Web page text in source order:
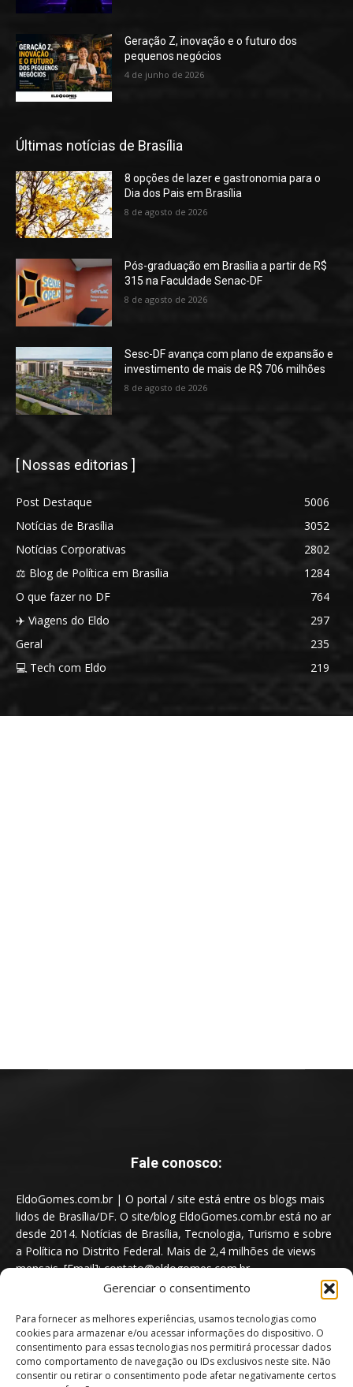
Gerenciar o consentimento
Para fornecer as melhores experiências, usamos tecnologias como
cookies para armazenar e/ou acessar informações do dispositivo. O
consentimento para essas tecnologias nos permitirá processar dados
como comportamento de navegação ou IDs exclusivos neste site. Não
consentir ou retirar o consentimento pode afetar negativamente certos
Geração Z, inovação e o futuro dos
pequenos negócios
4 de junho de 2026
Últimas notícias de Brasília
8 opções de lazer e gastronomia para o
Dia dos Pais em Brasília
8 de agosto de 2026
Pós-graduação em Brasília a partir de R$
315 na Faculdade Senac-DF
8 de agosto de 2026
Sesc-DF avança com plano de expansão e
investimento de mais de R$ 706 milhões
8 de agosto de 2026
[ Nossas editorias ]
Post Destaque
5006
Notícias de Brasília
3052
Notícias Corporativas
2802
⚖️ Blog de Política em Brasília
1284
O que fazer no DF
764
✈️ Viagens do Eldo
297
Geral
235
💻 Tech com Eldo
219
Fale conosco:
EldoGomes.com.br | O portal / site está entre os blogs mais
lidos de Brasília/DF. O site/blog EldoGomes.com.br está no ar
desde 2014. Notícias de Brasília, Tecnologia, Turismo e sobre
a Política no Distrito Federal. Mais de 2,4 milhões de views
mensais. [Email]: contato@eldogomes.com.br